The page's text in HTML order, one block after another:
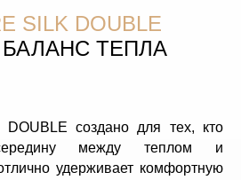
SILK DOUBLE
ТЕПЛА
создано для тех, кто
между теплом и
удерживает комфортную